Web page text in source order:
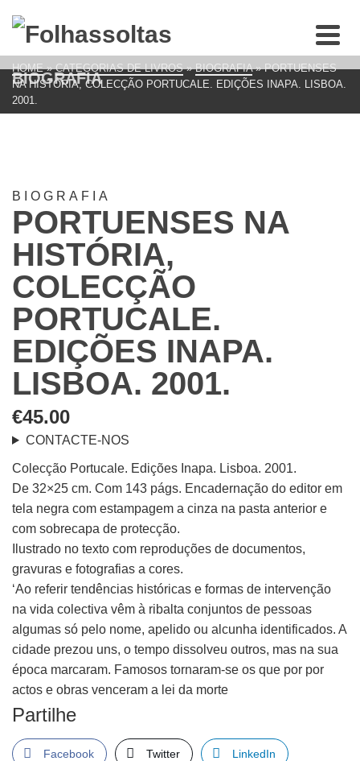
BIOGRAFIA
HOME » CATEGORIAS DE LIVROS » BIOGRAFIA » PORTUENSES
NA HISTÓRIA, COLECÇÃO PORTUCALE. EDIÇÕES INAPA. LISBOA.
2001.
BIOGRAFIA
PORTUENSES NA
HISTÓRIA,
COLECÇÃO
PORTUCALE.
EDIÇÕES INAPA.
LISBOA. 2001.
€45.00
CONTACTE-NOS
Colecção Portucale. Edições Inapa. Lisboa. 2001.
De 32×25 cm. Com 143 págs. Encadernação do editor em
tela negra com estampagem a cinza na pasta anterior e
com sobrecapa de protecção.
Ilustrado no texto com reproduções de documentos,
gravuras e fotografias a cores.
‘Ao referir tendências históricas e formas de intervenção
na vida colectiva vêm à ribalta conjuntos de pessoas
algumas só pelo nome, apelido ou alcunha identificados. A
cidade prezou uns, o tempo dissolveu outros, mas na sua
época marcaram. Famosos tornaram-se os que por por
actos e obras venceram a lei da morte
Partilhe
Facebook Twitter LinkedIn